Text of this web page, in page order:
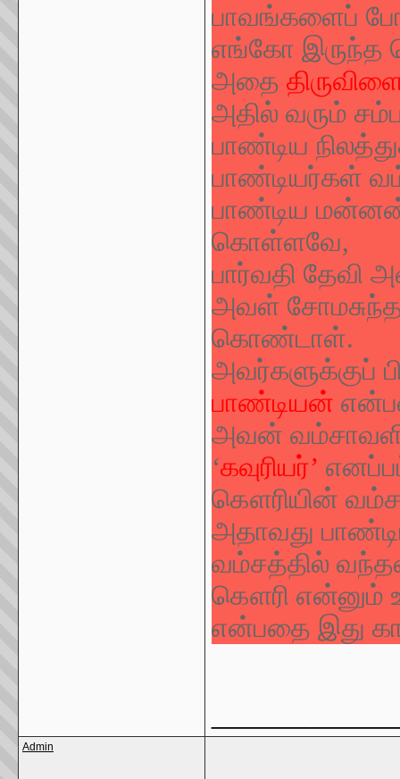
பாவங்களைப்
எங்கோ இருந்த
அதை
அதில் வரும்
பாண்டிய
பாண்டியர்கள்
பாண்டிய
கொள்ளவே,
பார்வதி தேவி
அவள்
கொண்டாள்.
அவர்களுக்குப்
பாண்டியன்
அவன்
‘கவுரியர்’
கௌரியின்
அதாவது
வம்சத்தில்
கௌரி என்னும்
என்பதை இது
Admin